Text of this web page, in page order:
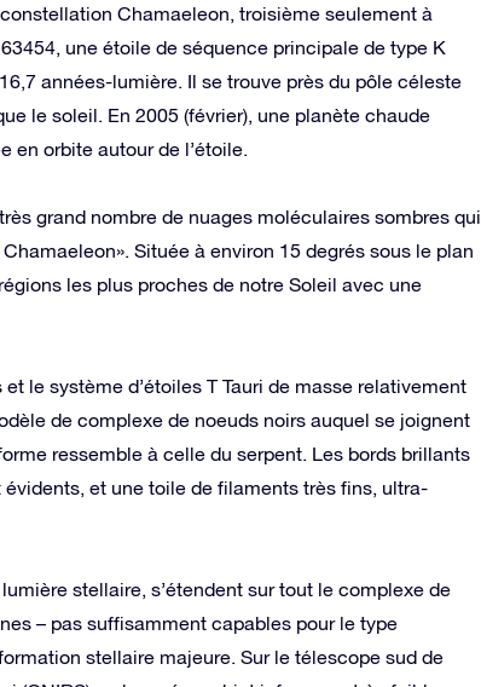
Chamaeleon, troisième seulement à
une étoile de séquence principale de type K
années-lumière. Il se trouve près du pôle céleste
le soleil. En 2005 (février), une planète chaude
en orbite autour de l’étoile.
grand nombre de nuages ​​moléculaires sombres qui
Située à environ 15 degrés sous le plan
les plus proches de notre Soleil avec une
le système d’étoiles T Tauri de masse relativement
de complexe de noeuds noirs auquel se joignent
ressemble à celle du serpent. Les bords brillants
et une toile de filaments très fins, ultra-
stellaire, s’étendent sur tout le complexe de
– pas suffisamment capables pour le type
stellaire majeure. Sur le télescope sud de